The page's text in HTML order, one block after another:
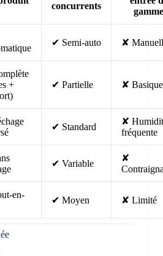
concurrents
gamme
✔ Semi-auto ✘
+
✔ Partielle ✘ Basique
✔ Standard
✘
fréquente
✔ Variable
✘
en-
✔ Moyen ✘ Limité